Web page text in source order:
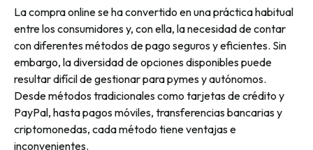
La compra online se ha convertido en una práctica habitual
entre los consumidores y, con ella, la necesidad de contar
con diferentes métodos de pago seguros y eficientes. Sin
embargo, la diversidad de opciones disponibles puede
resultar difícil de gestionar para pymes y autónomos.
Desde métodos tradicionales como tarjetas de crédito y
PayPal, hasta pagos móviles, transferencias bancarias y
criptomonedas, cada método tiene ventajas e
inconvenientes.